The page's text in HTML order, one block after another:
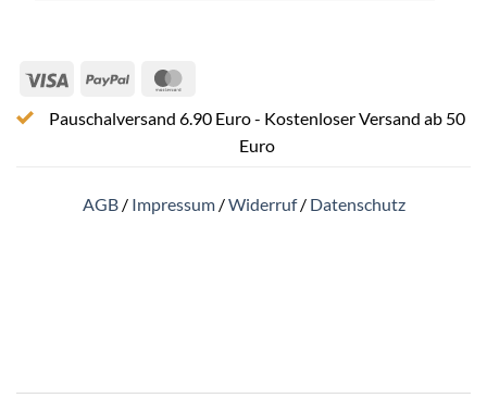
Visa PayPal
Pauschalversand 6.90 Euro - Kostenloser Versand ab 50
Euro
AGB/ Impressum/Widerruf/ Datenschutz